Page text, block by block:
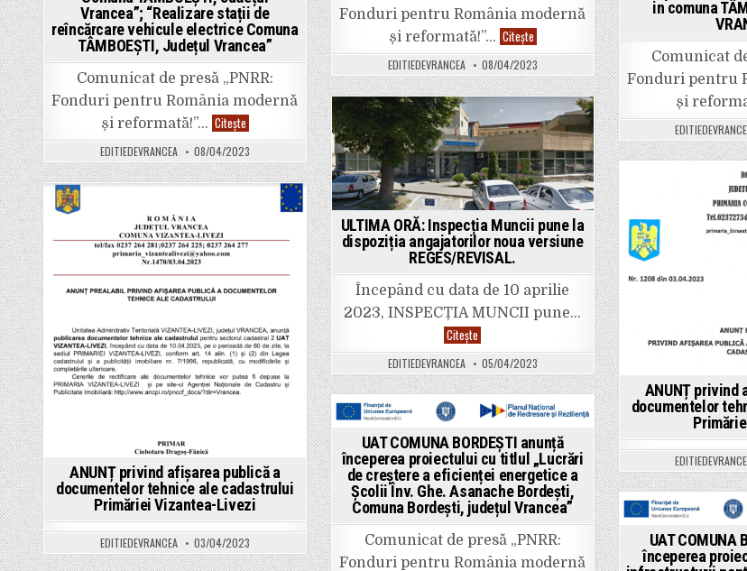
județul
VRANCEA”
Fonduri pentru România modernă
și reformată!”… CiteșteUAT
COMUNA
TÂMBOEȘTI
anunță
începerea
proiectului
„Asigurarea
infrastructurii
pentru
transportul
verde
–
infrastructură
TIC
in
comuna
TÂMBOEŞTI,
județul
VRANCEA”
EDITIEDEVRANCEA 08/04/2023
Vrancea”; “Realizare stații de
reîncărcare vehicule electrice Comuna
TÂMBOEŞTI, Județul Vrancea”
Comunicat de presă „PNRR:
Fonduri pentru România modernă
și reformată!”… CiteșteUAT
COMUNA
TÂMBOEȘTI
anunță
începerea
proiectului
„Transpunerea
format
GIS
documentațiilor
de
amenajare
și
de
planificare
urbană
în
Comuna
de
reîncărcare
vehicule
electrice
Comuna
TÂMBOEŞTI,
Județul
Vrancea”
EDITIEDEVRANCEA 08/04/2023
in comuna
Comunicat
Fonduri pentru
și
Posted
in
ULTIMA ORĂ: Inspecția Muncii pune la
dispoziția angajatorilor noua versiune
REGES/REVISAL.
Începând cu data de 10 aprilie
2023, INSPECȚIA MUNCII pune…
Citește
ORĂ:
Inspecția
Muncii
pune
la
dispoziția
angajatorilor
versiune
REGES/REVISAL.
EDITIEDEVRANCEA 05/04/2023
ANUNȚ privind
documentelor
Posted
in
ANUNȚ privind afișarea publică a
documentelor tehnice ale cadastrului
Primăriei Vizantea-Livezi
EDITIEDEVRANCEA 03/04/2023
in
UAT COMUNA BORDEȘTI anunță
începerea proiectului cu titlul „Lucrări
de creștere a eficienței energetice a
Școlii Înv. Ghe. Asanache Bordești,
Comuna Bordești, județul Vrancea”
Comunicat de presă „PNRR:
Fonduri pentru România modernă
in
UAT COMUNA
începerea